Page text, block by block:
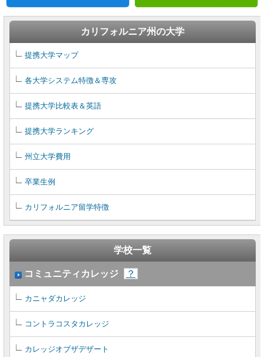
カリフォルニア州の大学
提携大学マップ
各大学システム特徴＆専攻
提携大学比較表＆英語
提携大学ランキング
州立大学費用
卒業生例
カリフォルニア留学特徴
学校一覧
コミュニティカレッジ ？
カニャダカレッジ
コントラコスタカレッジ
カレッジオブザデザート